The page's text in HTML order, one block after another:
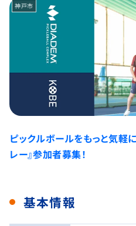
神戸市
ピックルボールをもっと気軽
レー』参加者募集！
基本情報